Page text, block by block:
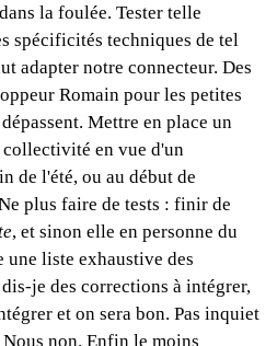
la foulée. Tester telle
spécificités techniques de tel
adapter notre connecteur. Des
Romain pour les petites
Mettre en place un
collectivité en vue d'un
de l'été, ou au début de
plus faire de tests : finir de
, et sinon elle en personne du
une liste exhaustive des
je des corrections à intégrer,
et on sera bon. Pas inquiet
non. Enfin le moins